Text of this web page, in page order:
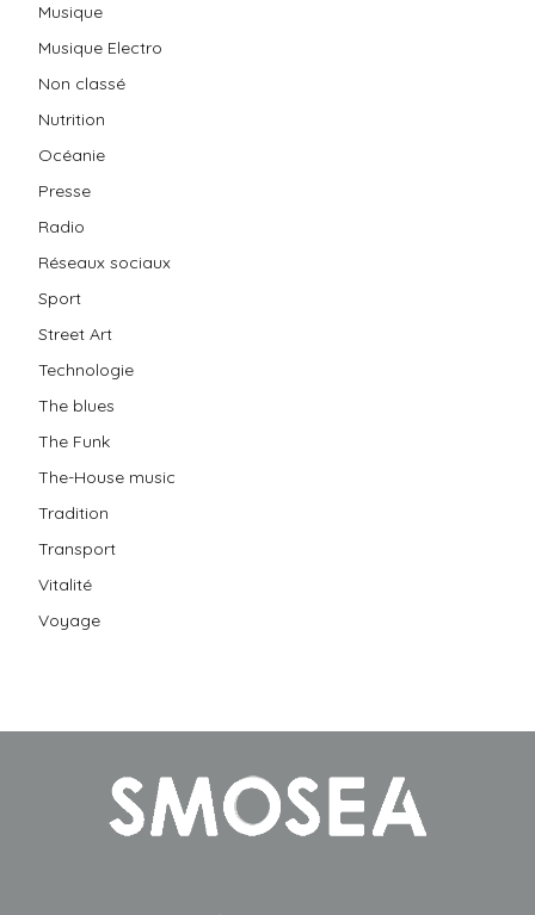
Musique
Musique Electro
Non classé
Nutrition
Océanie
Presse
Radio
Réseaux sociaux
Sport
Street Art
Technologie
The blues
The Funk
The-House music
Tradition
Transport
Vitalité
Voyage